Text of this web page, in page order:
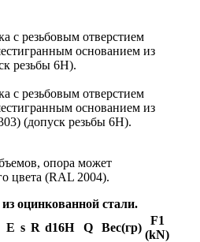
с резьбовым отверстием
основанием из
резьбы 6H).
с резьбовым отверстием
основанием из
(допуск резьбы 6H).
опора может
цвета (RAL 2004).
оцинкованной стали.
E s R d16H Q Вес(гр)
F1
(kN)